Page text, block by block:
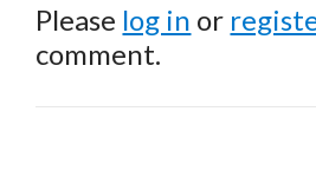
Please log in or
comment.